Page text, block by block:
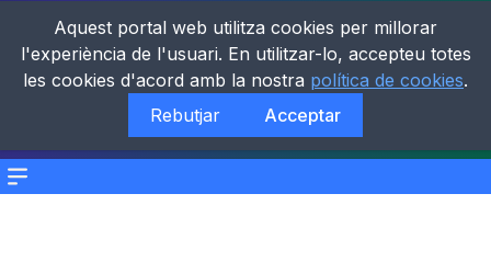
Menu
Aquest portal web utilitza cookies per millorar
l'experiència de l'usuari. En utilitzar-lo, accepteu totes
les cookies d'acord amb la nostra política de cookies.
Rebutjar
Acceptar